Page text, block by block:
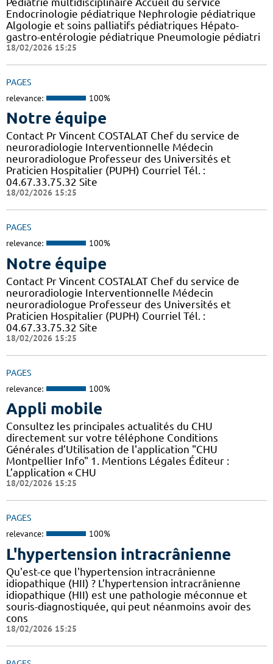
Endocrinologie pédiatrique Nephrologie pédiatrique
Algologie et soins palliatifs pédiatriques Hépato-
gastro-entérologie pédiatrique Pneumologie pédiatri
18/02/2026 15:25
PAGES
relevance: 100%
Notre équipe
Contact Pr Vincent COSTALAT Chef du service de
neuroradiologie Interventionnelle Médecin
neuroradiologue Professeur des Universités et
Praticien Hospitalier (PUPH) Courriel Tél. :
04.67.33.75.32 Site
18/02/2026 15:25
PAGES
relevance: 100%
Notre équipe
Contact Pr Vincent COSTALAT Chef du service de
neuroradiologie Interventionnelle Médecin
neuroradiologue Professeur des Universités et
Praticien Hospitalier (PUPH) Courriel Tél. :
04.67.33.75.32 Site
18/02/2026 15:25
PAGES
relevance: 100%
Appli mobile
Consultez les principales actualités du CHU
directement sur votre téléphone Conditions
Générales d’Utilisation de l'application "CHU
Montpellier Info" 1. Mentions Légales Éditeur :
L’application « CHU
18/02/2026 15:25
PAGES
relevance: 100%
L'hypertension intracrânienne
Qu'est-ce que l'hypertension intracrânienne
idiopathique (HII) ? L’hypertension intracrânienne
idiopathique (HII) est une pathologie méconnue et
souris-diagnostiquée, qui peut néanmoins avoir des
cons
18/02/2026 15:25